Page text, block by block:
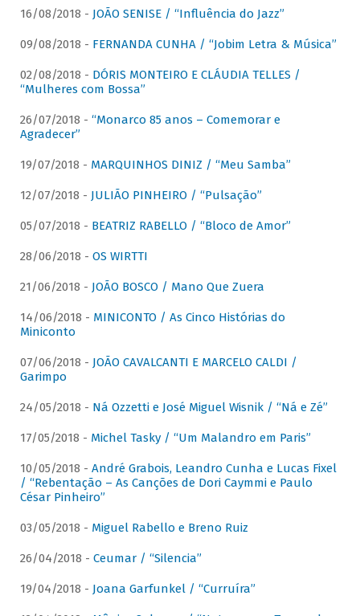
16/08/2018 - JOÃO SENISE / “Influência do Jazz”
09/08/2018 - FERNANDA CUNHA / “Jobim Letra & Música”
02/08/2018 - DÓRIS MONTEIRO E CLÁUDIA TELLES /
“Mulheres com Bossa”
26/07/2018 - “Monarco 85 anos – Comemorar e
Agradecer”
19/07/2018 - MARQUINHOS DINIZ / “Meu Samba”
12/07/2018 - JULIÃO PINHEIRO / “Pulsação”
05/07/2018 - BEATRIZ RABELLO / “Bloco de Amor”
28/06/2018 - OS WIRTTI
21/06/2018 - JOÃO BOSCO / Mano Que Zuera
14/06/2018 - MINICONTO / As Cinco Histórias do
Miniconto
07/06/2018 - JOÃO CAVALCANTI E MARCELO CALDI /
Garimpo
24/05/2018 - Ná Ozzetti e José Miguel Wisnik / “Ná e Zé”
17/05/2018 - Michel Tasky / “Um Malandro em Paris”
10/05/2018 - André Grabois, Leandro Cunha e Lucas Fixel
/ “Rebentação – As Canções de Dori Caymmi e Paulo
César Pinheiro”
03/05/2018 - Miguel Rabello e Breno Ruiz
26/04/2018 - Ceumar / “Silencia”
19/04/2018 - Joana Garfunkel / “Curruíra”